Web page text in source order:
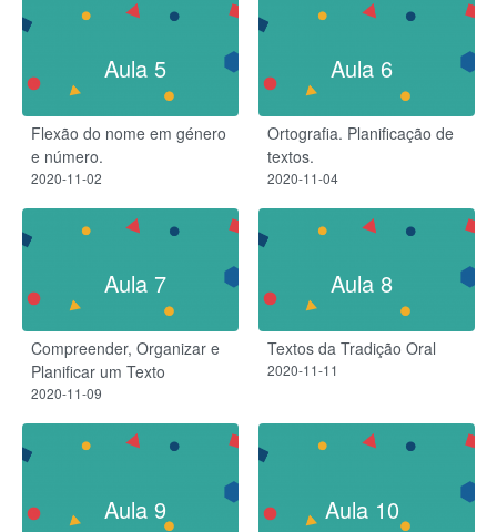
Aula 5
Flexão do nome em género
e número.
2020-11-02
Aula 6
Ortografia. Planificação de
textos.
2020-11-04
Aula 7
Compreender, Organizar e
Planificar um Texto
2020-11-09
Aula 8
Textos da Tradição Oral
2020-11-11
Aula 9 Aula 10